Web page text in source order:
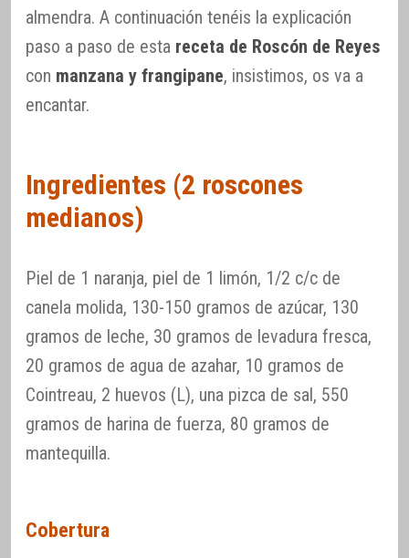
almendra. A continuación tenéis la explicación
paso a paso de esta receta de Roscón de Reyes
con manzana y frangipane, insistimos, os va a
encantar.
Ingredientes (2 roscones
medianos)
Piel de 1 naranja, piel de 1 limón, 1/2 c/c de
canela molida, 130-150 gramos de azúcar, 130
gramos de leche, 30 gramos de levadura fresca,
20 gramos de agua de azahar, 10 gramos de
Cointreau, 2 huevos (L), una pizca de sal, 550
gramos de harina de fuerza, 80 gramos de
mantequilla.
Cobertura